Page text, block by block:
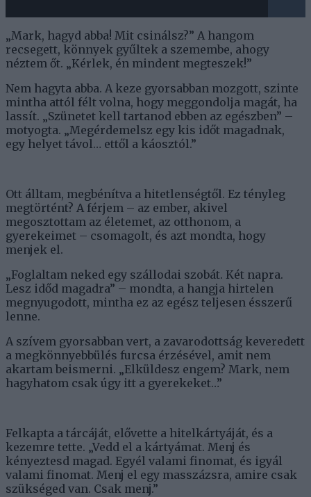
„Mark, hagyd abba! Mit csinálsz?” A hangom
recsegett, könnyek gyűltek a szemembe, ahogy
néztem őt. „Kérlek, én mindent megteszek!”
Nem hagyta abba. A keze gyorsabban mozgott, szinte
mintha attól félt volna, hogy meggondolja magát, ha
lassít. „Szünetet kell tartanod ebben az egészben” –
motyogta. „Megérdemelsz egy kis időt magadnak,
egy helyet távol… ettől a káosztól.”
Ott álltam, megbénítva a hitetlenségtől. Ez tényleg
megtörtént? A férjem – az ember, akivel
megosztottam az életemet, az otthonom, a
gyerekeimet – csomagolt, és azt mondta, hogy
menjek el.
„Foglaltam neked egy szállodai szobát. Két napra.
Lesz időd magadra” – mondta, a hangja hirtelen
megnyugodott, mintha ez az egész teljesen ésszerű
lenne.
A szívem gyorsabban vert, a zavarodottság keveredett
a megkönnyebbülés furcsa érzésével, amit nem
akartam beismerni. „Elküldesz engem? Mark, nem
hagyhatom csak úgy itt a gyerekeket…”
Felkapta a tárcáját, elővette a hitelkártyáját, és a
kezemre tette. „Vedd el a kártyámat. Menj és
kényeztesd magad. Egyél valami finomat, és igyál
valami finomat. Menj el egy masszázsra, amire csak
szükséged van. Csak menj.”